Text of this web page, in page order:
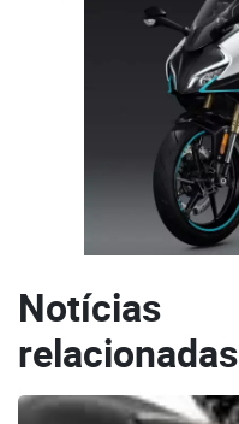
Notícias
relacionadas